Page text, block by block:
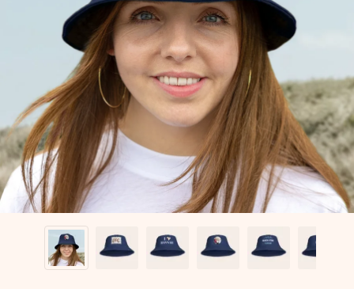
Mit Liebe gemacht, im Handumdrehen
Erstelle etwas Einzigartiges in wenigen Schritten – mit
ihrem Namen, deinem Foto oder einer Nachricht von
Herzen. Kein Stress, nur pure Liebe für den perfekten
Moment.